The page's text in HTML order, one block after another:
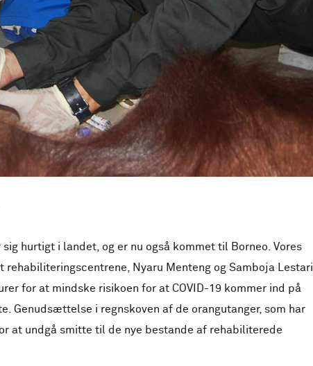
hurtigt i landet, og er nu også kommet til Borneo. Vores
Nyaru Menteng og Samboja Lestari,
for at mindske risikoen for at COVID-19 kommer ind på
i regnskoven af de orangutanger, som har
undgå smitte til de nye bestande af rehabiliterede